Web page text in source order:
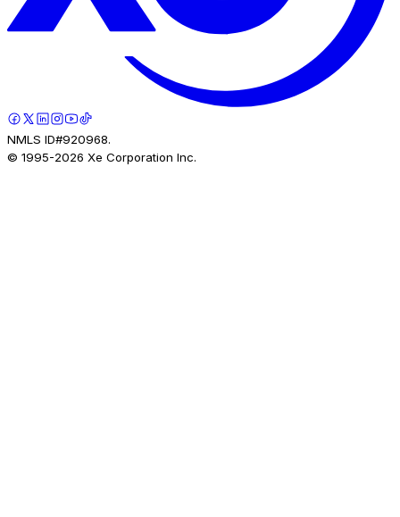
NMLS ID#920968.
© 1995-2026 Xe Corporation Inc.